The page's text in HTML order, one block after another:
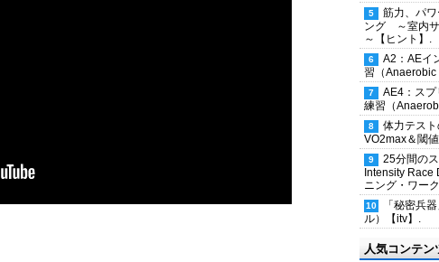
筋力、パ
ング ～室内サ
～【ヒント】.
A2：AEイ
習（
AE4：ス
練習（
体力テス
VO2max＆閾
25分間の
Intensity
ニング・ワー
「秘密兵
ル）【itv】.
人気コンテン